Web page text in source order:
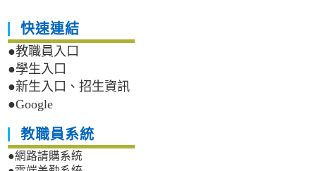
快速連結
●教職員入口
●學生入口
●新生入口、招生資訊
●Google
教職員系統
●網路請購系統